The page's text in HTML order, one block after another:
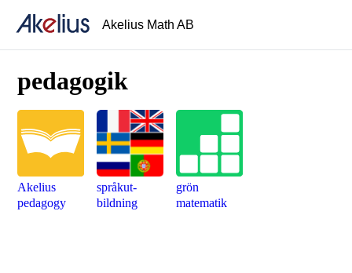
Akelius Math AB
pedagogik
Akelius
pedagogy
språkut­
bildning
grön
matema­tik